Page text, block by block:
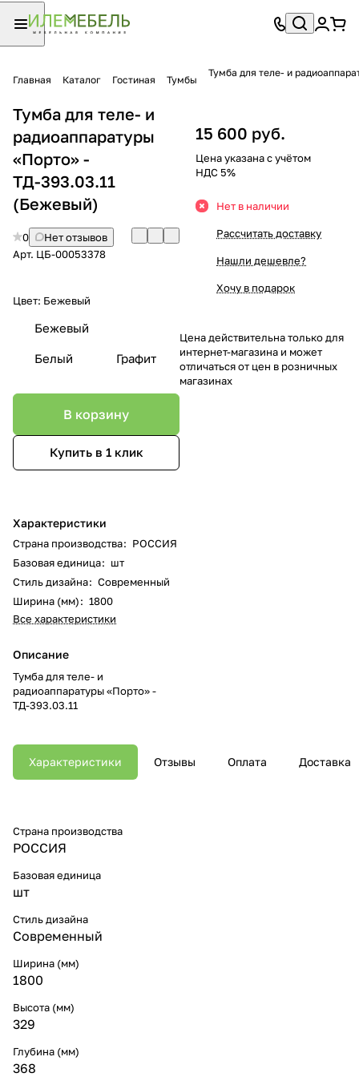
Главная Каталог Гостиная Тумбы
Тумба для теле- и
Тумба для теле- и
радиоаппаратуры
«Порто» -
ТД-393.03.11
(Бежевый)
0
Нет отзывов
Арт. ЦБ-00053378
Цвет: Бежевый
Бежевый
Белый Графит
В корзину
Купить в 1 клик
Характеристики
Страна производства: РОССИЯ
Базовая единица: шт
Стиль дизайна: Современный
Ширина (мм): 1800
Все характеристики
Описание
Тумба для теле- и
радиоаппаратуры «Порто» -
ТД-393.03.11
15 600 руб.
Цена указана с учётом
НДС 5%
Нет в наличии
Рассчитать доставку
Нашли дешевле?
Хочу в подарок
Цена действительна только для
интернет-магазина и может
отличаться от цен в розничных
магазинах
Характеристики Отзывы Оплата Доставка
Страна производства
РОССИЯ
Базовая единица
шт
Стиль дизайна
Современный
Ширина (мм)
1800
Высота (мм)
329
Глубина (мм)
368